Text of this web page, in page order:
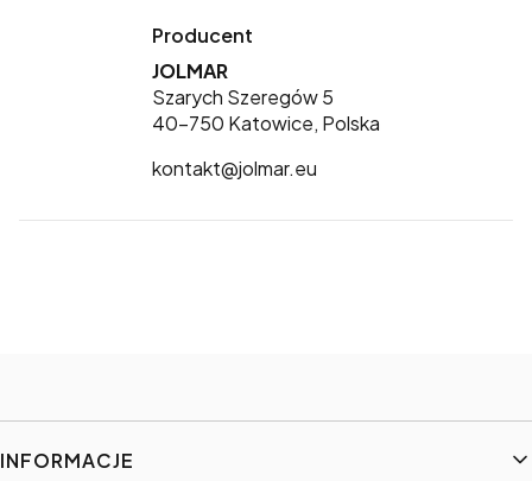
Producent
JOLMAR
Szarych Szeregów 5
40-750 Katowice, Polska
kontakt@jolmar.eu
Linki w stopce
INFORMACJE